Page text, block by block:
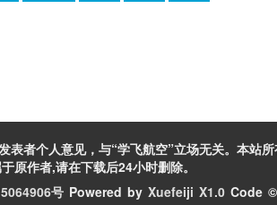
者个人意见，与“学飞航空”立场无关。本站
原作者,请在下载后24小时删除。
号 Powered by Xuefeiji X1.0 Code